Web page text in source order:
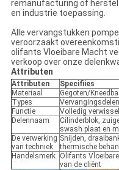
remanufacturing of
en industrie toepassing.
Alle vervangstukken
veroorzaakt
olifants Vloeibare Macht
verkoop over onze
Attributen
Attributen
Specifiies
Materiaal
Gegoten/
Types
Functie
Volledig
Delennaam
Cilinderblok,
swash plaat en
De verwerking
van techniek
Snijden,
thermische
Handelsmerk Olifants
van de cliënt